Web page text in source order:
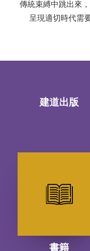
傳統束縛中跳出來
呈現適切時代需
建道出版
書籍